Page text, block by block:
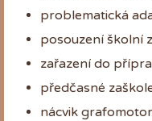
problematická
posouzení školní
zařazení do
předčasné
nácvik